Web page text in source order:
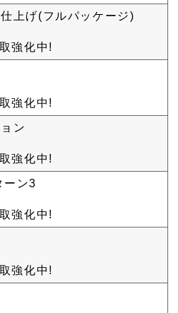
上げ(フルパッケージ)
強化中!
強化中!
ン
強化中!
ーン3
強化中!
強化中!